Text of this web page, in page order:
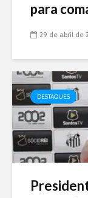
para
29 de abril de
DESTAQUES